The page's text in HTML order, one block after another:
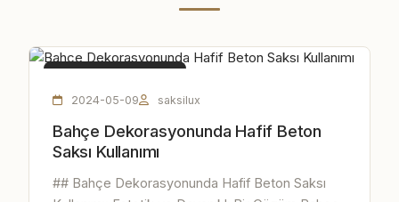
2024-05-09 saksilux
Bahçe Dekorasyonunda Hafif Beton
Saksı Kullanımı
## Bahçe Dekorasyonunda Hafif Beton Saksı